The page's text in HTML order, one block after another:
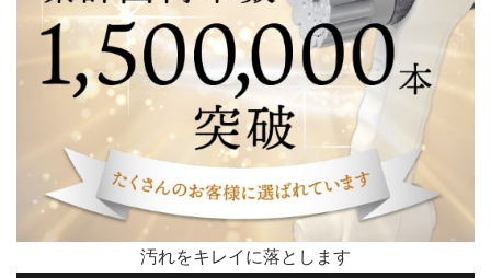
汚れをキレイに落とします